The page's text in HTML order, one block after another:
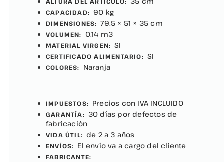
ALTURA DEL ARTÍCULO:
CAPACIDAD: 90 kg
DIMENSIONES: 79.5 × 51 × 35 cm
VOLUMEN: 0.14 m3
MATERIAL VIRGEN: SI
CERTIFICADO ALIMENTARIO: SI
COLORES: Naranja
IMPUESTOS: Precios con IVA INCLUIDO
GARANTÍA: 30 días por defectos de
fabricación
VIDA ÚTIL: de 2 a 3 años
ENVÍOS: El envío va a cargo del cliente
FABRICANTE: